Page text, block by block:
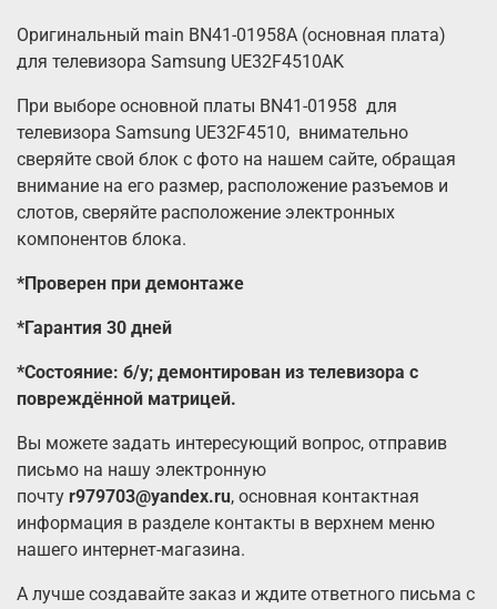
Оригинальный main BN41-01958A (основная плата)
для телевизора Samsung UE32F4510AK
При выборе основной платы BN41-01958 для
телевизора Samsung UE32F4510, внимательно
сверяйте свой блок с фото на нашем сайте, обращая
внимание на его размер, расположение разъемов и
слотов, сверяйте расположение электронных
компонентов блока.
*Проверен при демонтаже
*Гарантия 30 дней
*Состояние: б/у; демонтирован из телевизора с
повреждённой матрицей.
Вы можете задать интересующий вопрос, отправив
письмо на нашу электронную
почту r979703@yandex.ru, основная контактная
информация в разделе контакты в верхнем меню
нашего интернет-магазина.
А лучше создавайте заказ и ждите ответного письма с